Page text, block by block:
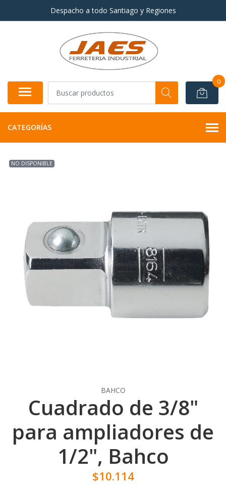
Despacho a todo Santiago y Regiones
0
CATEGORÍAS
NO DISPONIBLE
BAHCO
Cuadrado de 3/8"
para ampliadores de
1/2", Bahco
$10.114